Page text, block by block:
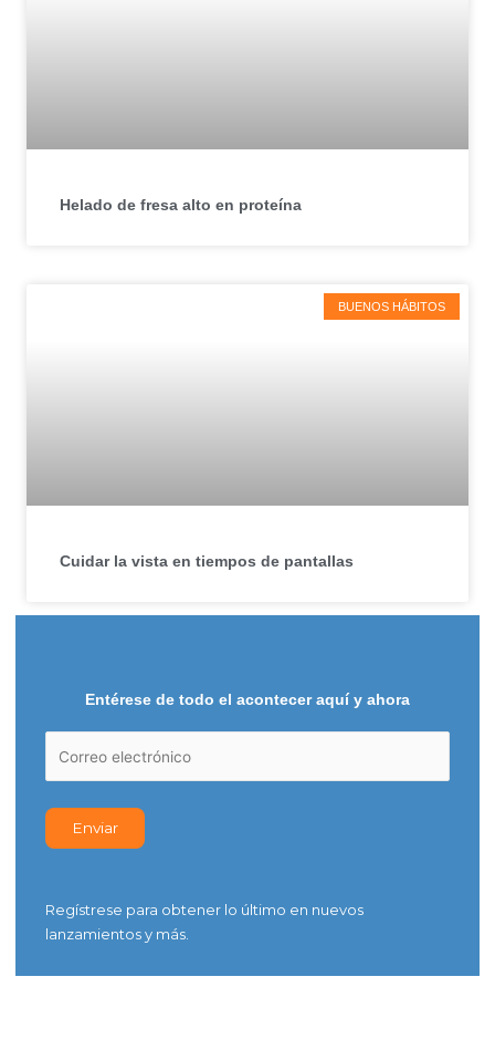
Helado de fresa alto en proteína
BUENOS HÁBITOS
Cuidar la vista en tiempos de pantallas
Entérese de todo el acontecer aquí y ahora
Regístrese para obtener lo último en nuevos
lanzamientos y más.